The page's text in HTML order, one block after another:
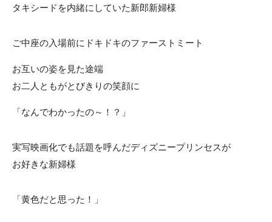
タキシードを内緒にしていた新郎新婦様
ご中座の入場前にドキドキのファーストミート
お互いの姿を見た途端
お二人ともがとびきりの笑顔に
「なんでわかったの～！？」
実写映画化でも話題を呼んだディズニープリンセスが
お好きな新婦様
「黄色だと思った！」